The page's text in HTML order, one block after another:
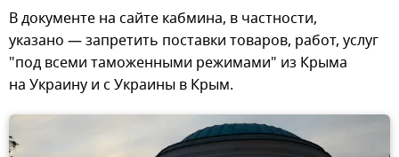
В документе на сайте кабмина, в частности,
указано — запретить поставки товаров, работ, услуг
"под всеми таможенными режимами" из Крыма
на Украину и с Украины в Крым.